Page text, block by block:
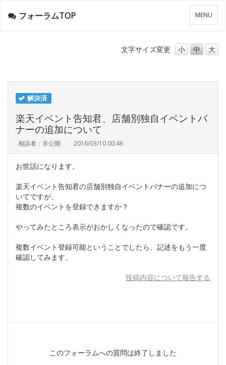
メ
ニ
ー
MENU
フォーラムTOP
文字サイズ変更 小 中 大
解決済
楽天イベント告知君、店舗別独自イベントバ
ナーの追加について
相談者：非公開 2016/03/10 00:46
お世話になります。
楽天イベント告知君の店舗別独自イベントバナーの追加につ
いてですが、
複数のイベントを登録できますか？
やってみたところ表示がおかしくなったので確認です。
複数イベント登録可能ということでしたら、記述をもう一度
確認してみます。
投稿内容について報告する
このフォーラムへの質問は終了しました